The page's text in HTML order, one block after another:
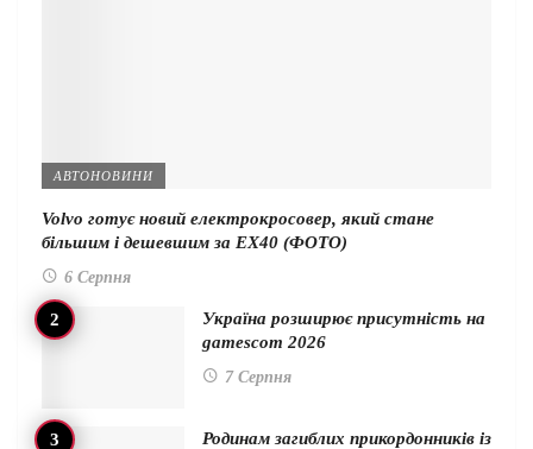
АВТОНОВИНИ
Volvo готує новий електрокросовер, який стане
більшим і дешевшим за EX40 (ФОТО)
6 Серпня
Україна розширює присутність на
gamescom 2026
7 Серпня
Родинам загиблих прикордонників із